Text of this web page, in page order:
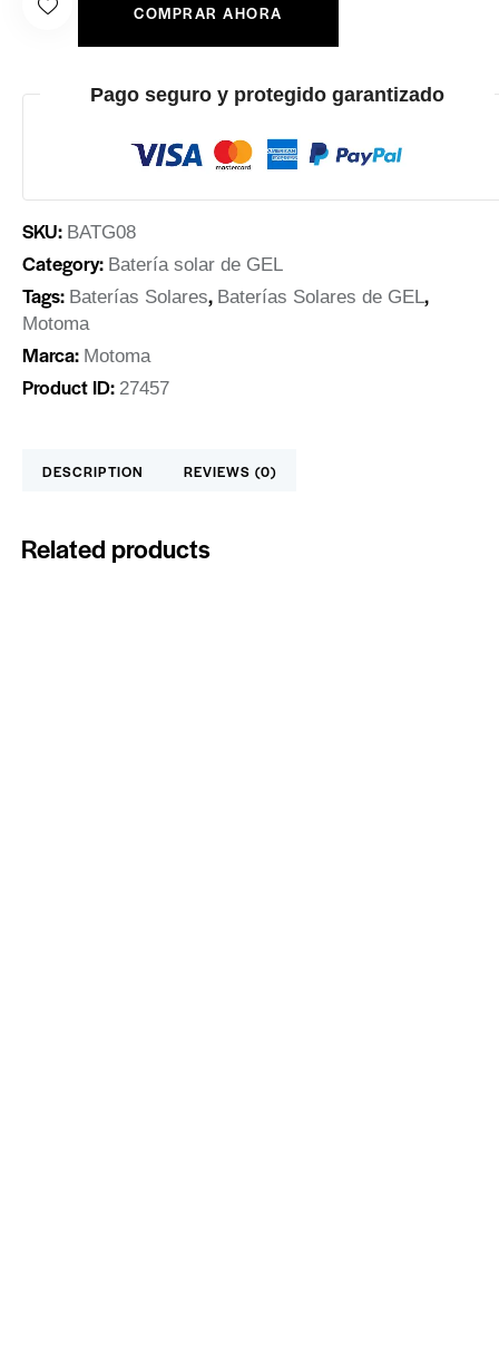
COMPRAR AHORA
Pago seguro y protegido garantizado
SKU: BATG08
Category: Batería solar de GEL
Tags: Baterías Solares, Baterías Solares de GEL,
Motoma
Marca: Motoma
Product ID: 27457
DESCRIPTION REVIEWS (0)
Related products